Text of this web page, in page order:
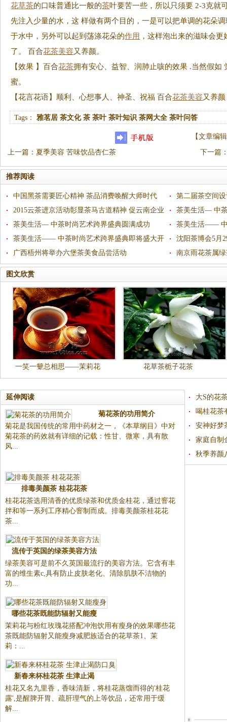
花草茶的口味普通比一般的茶叶要苦一些，所以只须要 2-3克就
先注入少量的水，这 样做有两个目的，一是可以把单调的花朵
于水中，另外可以起到荡涤花朵的作用 ，这样泡出来的滋味会
了。 百合花茶美容又养颜。
【效果 】百合花茶拥有安心、益智、润肺止咳的效果 .当然假如
蜜。
【花言花语】顺利、心想事人、神圣、祝福 百合花茶美容又养颜
Tags：雅茗居 茶文化 茶 茶叶 茶叶知识 茶网大全 茶叶问答
【文章编辑
上一篇 ： 夏季美容 苦味饮品杏仁茶 下一篇
推荐阅读
中国黑茶需要匠心精神 茶品消费唤醒大师时代
第二届茶空间
备受瞩目
2015云茶进京活动彰显茶马古道精神 促云南企业
走出去
茶美生活— 中
茶美生活— 中茶时尚艺术跨界盛典圆满成功
茶美生活—— 中
幕
茶美生活—— 中茶时尚艺术跨界盛典即将盛大开
幕
沈阳茶博会5月
广西梧州将举办六堡茶美食品尝活动
南京雨花茶属
图文欣赏
一笑一颦总相思——茉莉花
茶茶道表演解说词
花草茶栀子花茶
延伸阅读
菊花茶的功用简介
菊花是我国传统的常用中药材之一，《本草纲目》中对
菊花茶的药效就有详细的记载：性甘、微寒，具有散
风...
排毒美颜茶 桂花花茶
桂花花茶选用清香的优质绿茶和优质金桂花，通过窨花
拌和等一系列工序精心窨制而成。排毒美颜茶桂花花
茶...
流传于英国的绿茶美容方法
绿茶美容可是前不久英国最流行的美容方法。它含有丰
富的维生素c,具有防止皮肤老化、清除肌肤不洁物的
功...
哪些花茶既能防辐射又能瘦
茉莉花与粉红玫瑰花搭配冲泡饮用有瘦身的效果哪些花
茶既能防辐射又能瘦身减肥族适合的花草茶1、茉
莉：...
新春来杯桂花茶 生津止渴
桂花又名九里香，香味清新，将桂花蒸馏而得的'桂花
露',是醒脾开胃、疏肝理气的上等饮品，还常用于缓
解...
大S的花
喝桂花茶
安神好梦
家庭自制
秋季养颜